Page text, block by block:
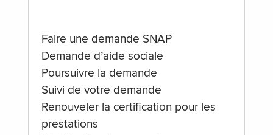
Faire une demande SNAP
Demande d’aide sociale
Poursuivre la demande
Suivi de votre demande
Renouveler la certification pour les
prestations